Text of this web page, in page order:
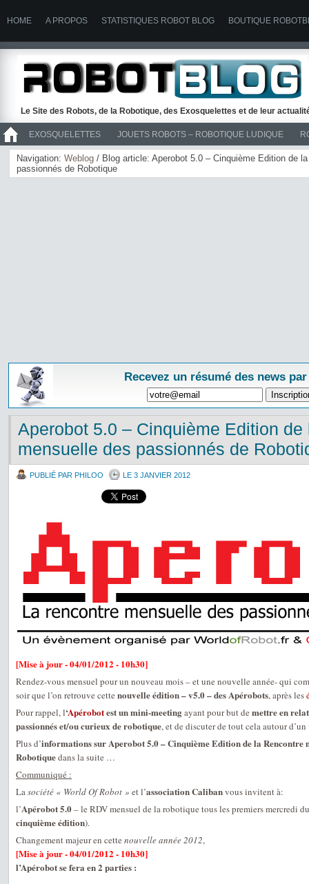
HOME A PROPOS STATISTIQUES ROBOT BLOG BOUTIQUE
Le Site des Robots, de la Robotique, des Exosquelettes et de leur
EXOSQUELETTES JOUETS ROBOTS – ROBOTIQUE LUDIQUE
>> ROBOTS
Navigation: Weblog / Blog article: Aperobot 5.0 – Cinquième Edition de
passionnés de Robotique
Recevez un résumé des news
Aperobot 5.0 – Cinquième Edition de
mensuelle des passionnés de
PUBLIÉ PAR PHILOO LE 3 JANVIER 2012
[Mise à jour - 04/01/2012 - 10h30]
Rendez-vous mensuel pour un nouveau mois – et une nouvelle année- qui
soir que l’on retrouve cette nouvelle édition – v5.0 – des Apérobots, après les
Pour rappel, l‘Apérobotest un mini-meetingayant pour but de mettre en
passionnés et/ou curieux de robotique, et de discuter de tout cela autour d’un
Plus d’informations sur Aperobot 5.0 – Cinquième Edition de la Rencontre
Robotiquedans la suite …
Communiqué :
Lasociété « World Of Robot » et l’association Calibanvous invitent à:
l’Apérobot 5.0– le RDV mensuel de la robotique tous les premiers mercredi
cinquième édition).
Changement majeur en cette nouvelle année 2012,
[Mise à jour - 04/01/2012 - 10h30]
l’Apérobot se fera en 2 parties :